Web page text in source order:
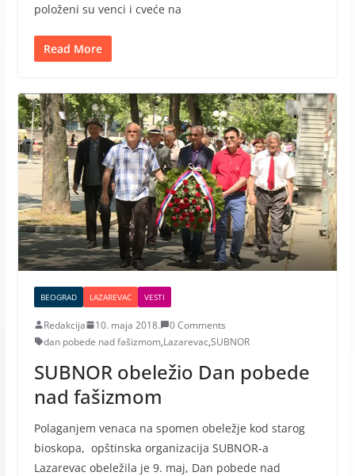
položeni su venci i cveće na
Read More
BEOGRAD LAZAREVAC VESTI
Redakcija 10. maja 2018.
0 Comments
dan pobede nad fašizmom,Lazarevac,SUBNOR
SUBNOR obeležio Dan pobede
nad fašizmom
Polaganjem venaca na spomen obeležje kod starog
bioskopa, opštinska organizacija SUBNOR-a
Lazarevac obeležila je 9. maj, Dan pobede nad